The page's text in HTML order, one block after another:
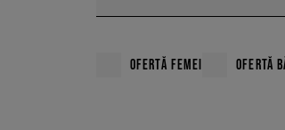
OFERTĂ FEMEI OFERTĂ